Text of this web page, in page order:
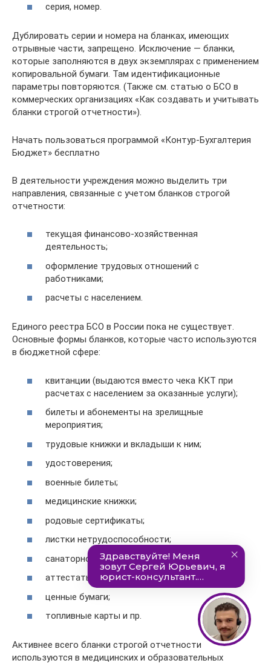
серия, номер.
Дублировать серии и номера на бланках, имеющих
отрывные части, запрещено. Исключение — бланки,
которые заполняются в двух экземплярах с применением
копировальной бумаги. Там идентификационные
параметры повторяются. (Также см. статью о БСО в
коммерческих организациях «Как создавать и учитывать
бланки строгой отчетности»).
Начать пользоваться программой «Контур-Бухгалтерия
Бюджет» бесплатно
В деятельности учреждения можно выделить три
направления, связанные с учетом бланков строгой
отчетности:
текущая финансово-хозяйственная
деятельность;
оформление трудовых отношений с
работниками;
расчеты с населением.
Единого реестра БСО в России пока не существует.
Основные формы бланков, которые часто используются
в бюджетной сфере:
квитанции (выдаются вместо чека ККТ при
расчетах с населением за оказанные услуги);
билеты и абонементы на зрелищные
мероприятия;
трудовые книжки и вкладыши к ним;
удостоверения;
военные билеты;
медицинские книжки;
родовые сертификаты;
листки нетрудоспособности;
санаторно-курортные путевки;
аттестаты, дипломы;
ценные бумаги;
топливные карты и пр.
Активнее всего бланки строгой отчетности
используются в медицинских и образовательных